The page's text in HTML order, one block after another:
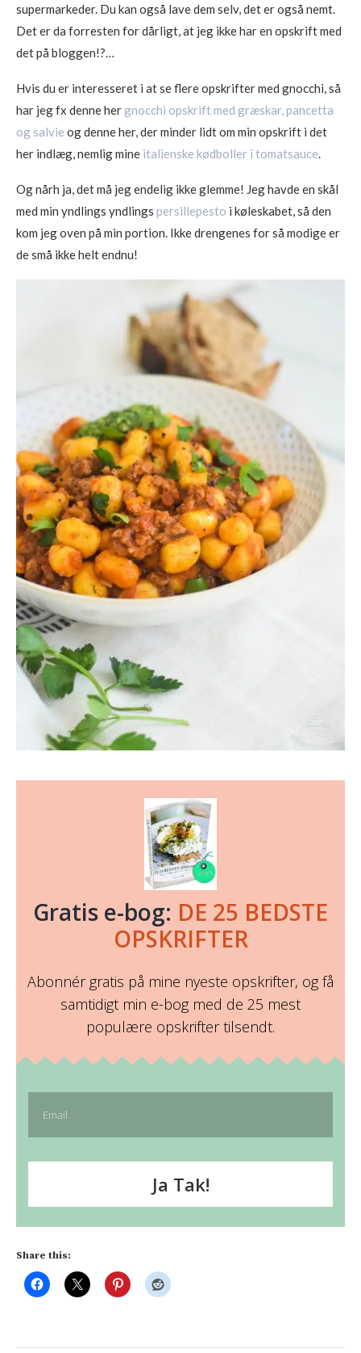
supermarkeder. Du kan også lave dem selv, det er også nemt.
Det er da forresten for dårligt, at jeg ikke har en opskrift med
det på bloggen!?…
Hvis du er interesseret i at se flere opskrifter med gnocchi, så
har jeg fx denne her gnocchi opskrift med græskar, pancetta
og salvie og denne her, der minder lidt om min opskrift i det
her indlæg, nemlig mine italienske kødboller i tomatsauce
Og nårh ja, det må jeg endelig ikke glemme! Jeg havde en skål
med min yndlings yndlings persillepesto i køleskabet, så den
kom jeg oven på min portion. Ikke drengenes for så modige er
de små ikke helt endnu!
Gratis e-bog: DE 25 BEDSTE
OPSKRIFTER
Abonnér gratis på mine nyeste opskrifter, og få
samtidigt min e-bog med de 25 mest
populære opskrifter tilsendt.
Ja Tak!
Share this: